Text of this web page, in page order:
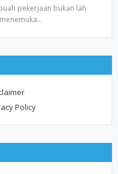
pekerjaan bukan lah
Policy